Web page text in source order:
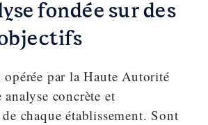
fondée sur des
opérée par la Haute Autorité
analyse concrète et
chaque établissement. Sont